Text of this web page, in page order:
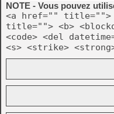
NOTE - Vous pouvez
<a href="" title="">
title=""> <b>
<code> <del
<s> <strike>